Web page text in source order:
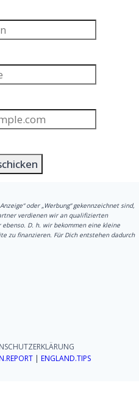
oder „Werbung“ gekennzeichnet sind,
verdienen wir an qualifizierten
D. h. wir bekommen eine kleine
zu finanzieren. Für Dich entstehen dadurch
| ENGLAND.TIPS